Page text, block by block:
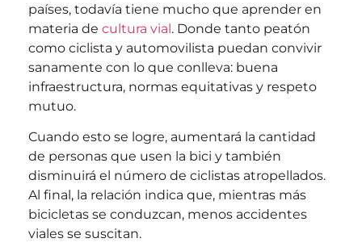
países, todavía tiene mucho que aprender en
materia de cultura vial. Donde tanto peatón
como ciclista y automovilista puedan convivir
sanamente con lo que conlleva: buena
infraestructura, normas equitativas y respeto
mutuo.
Cuando esto se logre, aumentará la cantidad
de personas que usen la bici y también
disminuirá el número de ciclistas atropellados.
Al final, la relación indica que, mientras más
bicicletas se conduzcan, menos accidentes
viales se suscitan.